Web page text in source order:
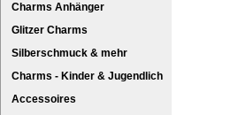
Charms Anhänger
Glitzer Charms
Silberschmuck & mehr
Charms - Kinder & Jugendlich
Accessoires